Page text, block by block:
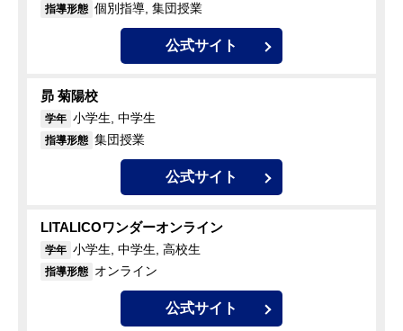
指導形態 個別指導, 集団授業
公式サイト
昴 菊陽校
学年 小学生, 中学生
指導形態 集団授業
公式サイト
LITALICOワンダーオンライン
学年 小学生, 中学生, 高校生
指導形態 オンライン
公式サイト